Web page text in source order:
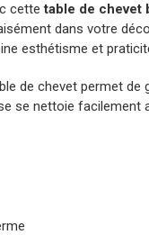
cettetable de chevet
dans votre
esthétisme et
de chevet permet
se nettoie